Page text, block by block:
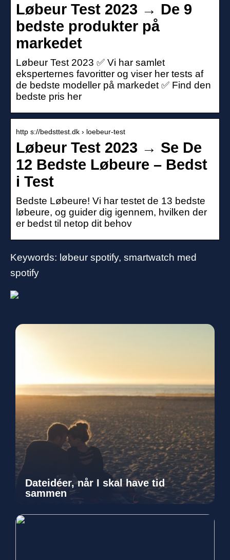
Løbeur Test 2023 → De 9
bedste produkter på
markedet
Løbeur Test 2023 ✅ Vi har samlet
eksperternes favoritter og viser her tests af
de bedste modeller på markedet ✅ Find den
bedste pris her
http s://bedsttest.dk › loebeur-test
Løbeur Test 2023 → Se De
12 Bedste Løbeure – Bedst
i Test
Bedste Løbeure! Vi har testet de 13 bedste
løbeure, og guider dig igennem, hvilken der
er bedst til netop dit behov
Keywords: løbeur spotify, smartwatch med
spotify
Dateidéer, når I skal have tid
sammen